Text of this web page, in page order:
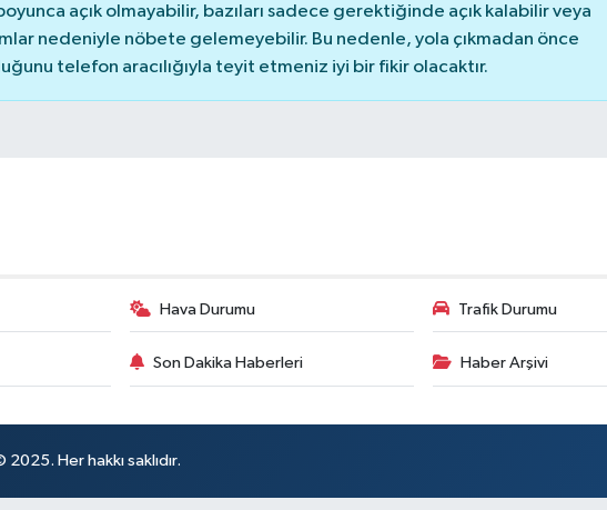
açık olmayabilir, bazıları sadece gerektiğinde açık kalabilir veya
nedeniyle nöbete gelemeyebilir. Bu nedenle, yola çıkmadan önce
telefon aracılığıyla teyit etmeniz iyi bir fikir olacaktır.
Hava Durumu Trafik Durumu
Son Dakika Haberleri Haber Arşivi
Her hakkı saklıdır.